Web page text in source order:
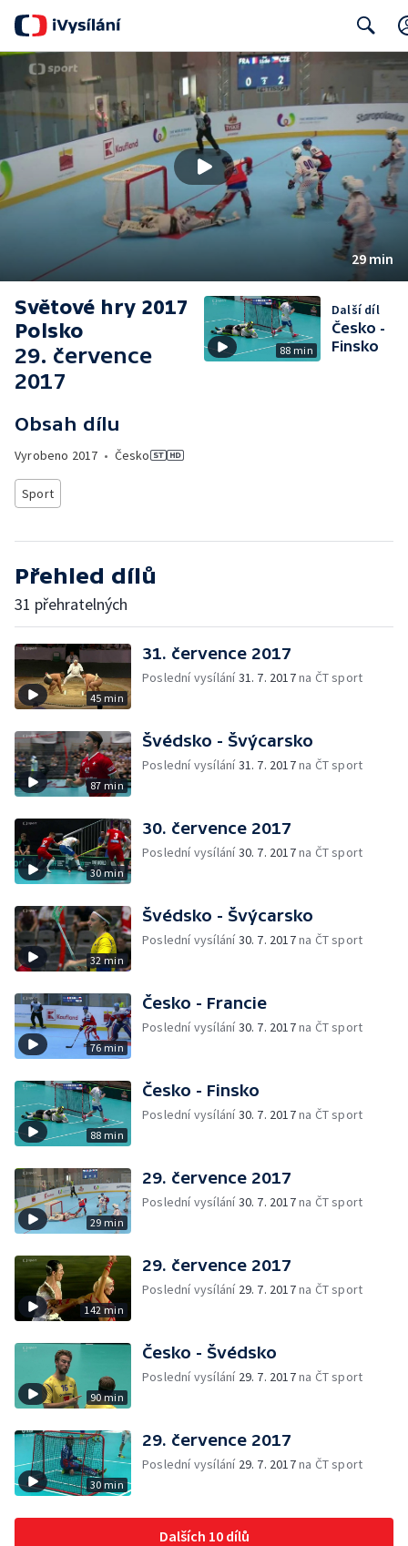
29 min
Světové hry 2017
Polsko
29. července
2017
Obsah dílu
Vyrobeno 2017 • Česko
Sport
88 min
Další díl
Česko -
Finsko
Přehled dílů
31 přehratelných
45 min
31. července 2017
Poslední vysílání31. 7. 2017na ČT sport
87 min
Švédsko - Švýcarsko
Poslední vysílání31. 7. 2017na ČT sport
30 min
30. července 2017
Poslední vysílání30. 7. 2017na ČT sport
32 min
Švédsko - Švýcarsko
Poslední vysílání30. 7. 2017na ČT sport
76 min
Česko - Francie
Poslední vysílání30. 7. 2017na ČT sport
88 min
Česko - Finsko
Poslední vysílání30. 7. 2017na ČT sport
29 min
29. července 2017
Poslední vysílání30. 7. 2017na ČT sport
142 min
29. července 2017
Poslední vysílání 29. 7. 2017na ČT sport
90 min
Česko - Švédsko
Poslední vysílání 29. 7. 2017na ČT sport
30 min
29. července 2017
Poslední vysílání 29. 7. 2017na ČT sport
Dalších 10 dílů